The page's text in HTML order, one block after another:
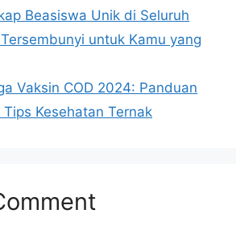
Beasiswa Unik di Seluruh
untuk Kamu yang
Vaksin COD 2024: Panduan
Kesehatan Ternak